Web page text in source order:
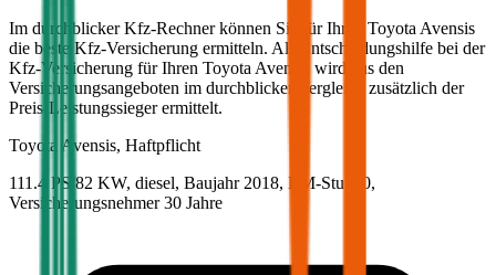
Im durchblicker Kfz-Rechner können Sie für Ihren Toyota Avensis
die beste Kfz-Versicherung ermitteln. Als Entscheidungshilfe bei der
Kfz-Versicherung für Ihren Toyota Avensis
wird aus den
Versicherungsangeboten im durchblicker Vergleich zusätzlich der
Preis-Leistungssieger ermittelt.
Toyota Avensis, Haftpflicht
111.4 PS/82 KW, diesel, Baujahr 2018, BM-Stufe 0,
Versicherungsnehmer 30 Jahre